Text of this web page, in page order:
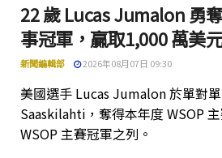
22 歲 Lucas Jumalon 勇
事冠軍，贏取1,000 萬美
新聞編輯部 2026年08月07日 09:30
美國選手 Lucas Jumalon 於單對
Saaskilahti，奪得本年度 WSOP
WSOP 主賽冠軍之列。